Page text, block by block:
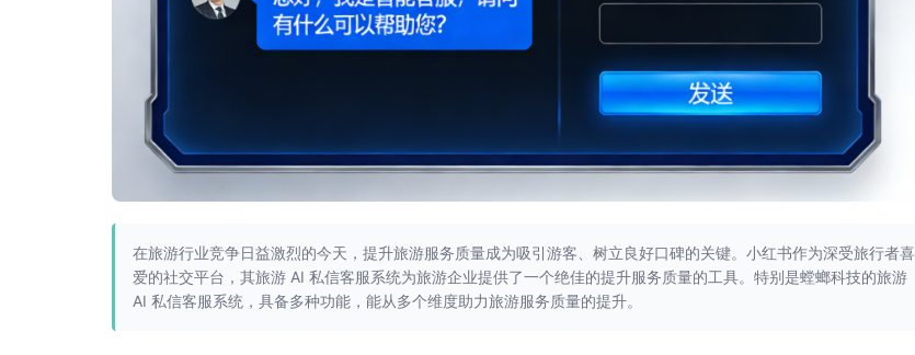
在旅游行业竞争日益激烈的今天，提升旅游服务质量成为吸引游客、树立良好口碑的关键。小红书作为深受旅行者喜
爱的社交平台，其旅游 AI 私信客服系统为旅游企业提供了一个绝佳的提升服务质量的工具。特别是螳螂科技的旅游
AI 私信客服系统，具备多种功能，能从多个维度助力旅游服务质量的提升。